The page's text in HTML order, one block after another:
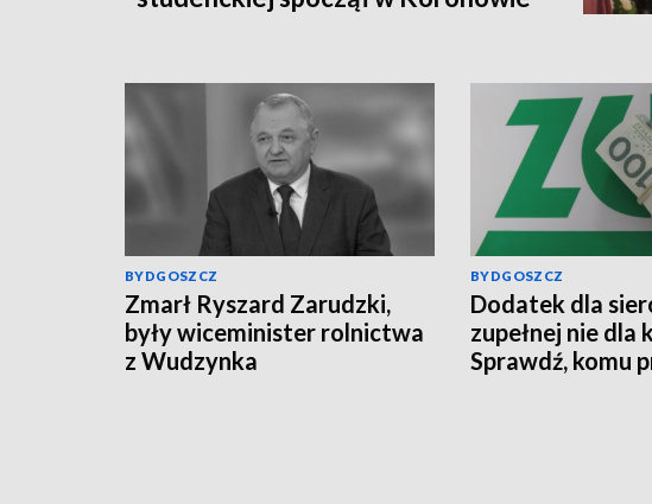
BYDGOSZCZ
Zmarł Ryszard Zarudzki,
były wiceminister rolnictwa
z Wudzynka
BYDGOSZCZ
Dodatek dla
zupełnej nie dla
Sprawdź, komu